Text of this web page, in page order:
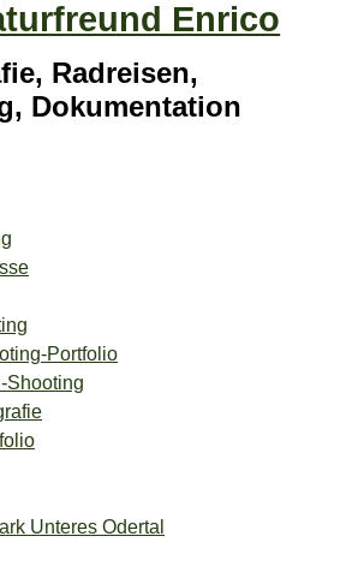
Enrico
Radreisen,
Dokumentation
Portfolio
Shooting
Unteres Odertal